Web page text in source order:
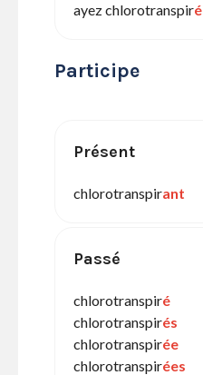
ayez chlorotranspiré
Participe
Présent
chlorotranspirant
Passé
chlorotranspiré
chlorotranspirés
chlorotranspirée
chlorotranspirées